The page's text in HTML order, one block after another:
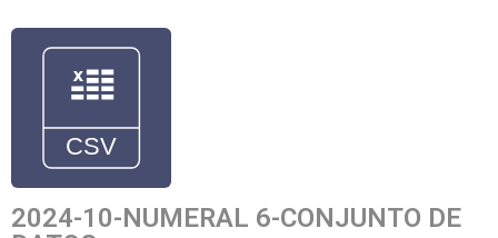
2024-10-NUMERAL 6-CONJUNTO DE